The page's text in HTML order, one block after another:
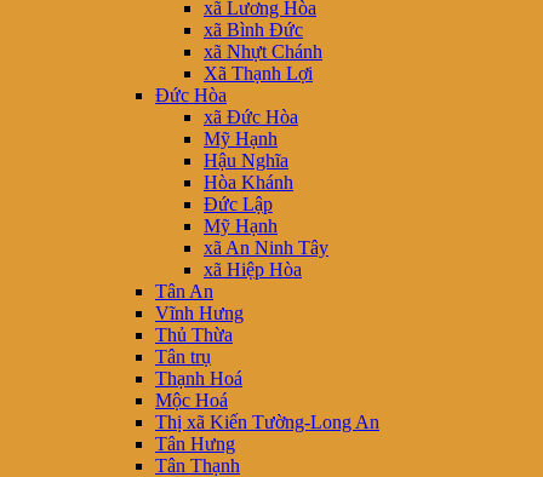
xã Lương Hòa
xã Bình Đức
xã Nhựt Chánh
Xã Thạnh Lợi
Đức Hòa
xã Đức Hòa
Mỹ Hạnh
Hậu Nghĩa
Hòa Khánh
Đức Lập
Mỹ Hạnh
xã An Ninh Tây
xã Hiệp Hòa
Tân An
Vĩnh Hưng
Thủ Thừa
Tân trụ
Thạnh Hoá
Mộc Hoá
Thị xã Kiến Tường-Long An
Tân Hưng
Tân Thạnh